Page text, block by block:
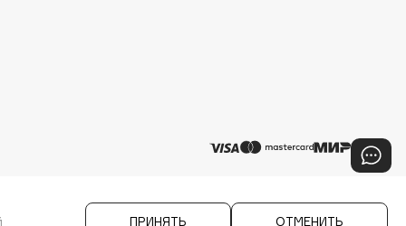
ПРИНЯТЬ ОТМЕНИТЬ